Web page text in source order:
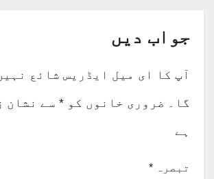
جواب دیں
آپ کا ای میل ایڈریس شائع
گا۔ ضروری خانوں کو * سے نشان
ہے
تبصرہ *